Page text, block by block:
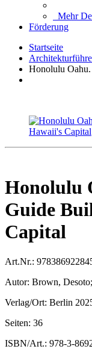
Mehr
Förderung
Startseite
Honolulu
Honolulu
Guide
Capital
Art.Nr.:
Autor: Brown,
Verlag/Ort: Berlin
Seiten: 36
ISBN/Art.: 978-3-